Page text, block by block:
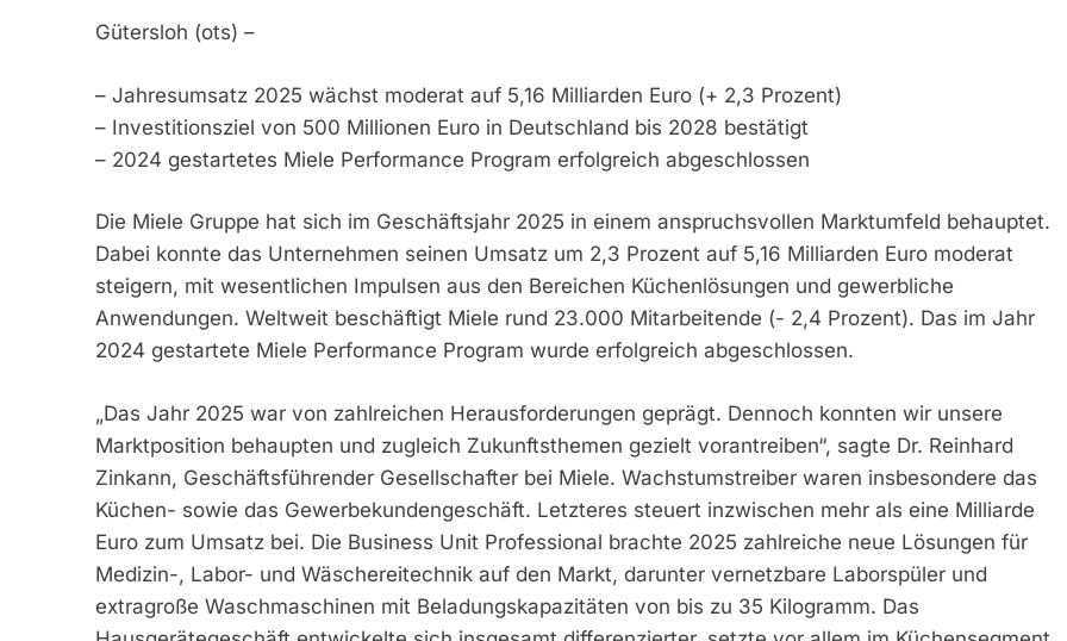
Gütersloh (ots) –
– Jahresumsatz 2025 wächst moderat auf 5,16 Milliarden Euro (+ 2,3 Prozent)
– Investitionsziel von 500 Millionen Euro in Deutschland bis 2028 bestätigt
– 2024 gestartetes Miele Performance Program erfolgreich abgeschlossen
Die Miele Gruppe hat sich im Geschäftsjahr 2025 in einem anspruchsvollen Marktumfeld behauptet.
Dabei konnte das Unternehmen seinen Umsatz um 2,3 Prozent auf 5,16 Milliarden Euro moderat
steigern, mit wesentlichen Impulsen aus den Bereichen Küchenlösungen und gewerbliche
Anwendungen. Weltweit beschäftigt Miele rund 23.000 Mitarbeitende (- 2,4 Prozent). Das im Jahr
2024 gestartete Miele Performance Program wurde erfolgreich abgeschlossen.
„Das Jahr 2025 war von zahlreichen Herausforderungen geprägt. Dennoch konnten wir unsere
Marktposition behaupten und zugleich Zukunftsthemen gezielt vorantreiben“, sagte Dr. Reinhard
Zinkann, Geschäftsführender Gesellschafter bei Miele. Wachstumstreiber waren insbesondere das
Küchen- sowie das Gewerbekundengeschäft. Letzteres steuert inzwischen mehr als eine Milliarde
Euro zum Umsatz bei. Die Business Unit Professional brachte 2025 zahlreiche neue Lösungen für
Medizin-, Labor- und Wäschereitechnik auf den Markt, darunter vernetzbare Laborspüler und
extragroße Waschmaschinen mit Beladungskapazitäten von bis zu 35 Kilogramm. Das